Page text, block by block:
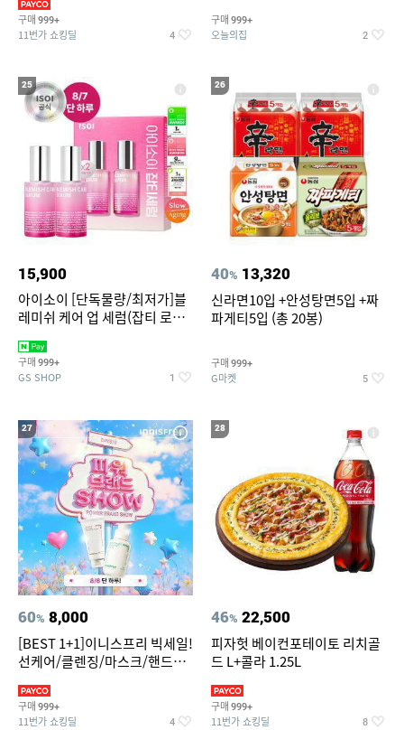
영복/티셔츠/
구매 999+
11번가 쇼킹딜 4
구매 999+
오늘의집 2
25
15,900
아이소이 [단독물량/최저가]블
레미쉬 케어 업 세럼(잡티 로즈
2027-04-24)
구매 999+
GS SHOP 1
26
40% 13,320
신라면10입 +안성탕면5입 +짜
파게티5입 (총 20봉)
구매 999+
G마켓 5
27
60% 8,000
[BEST 1+1]이니스프리 빅세일!
선케어/클렌징/마스크/핸드크
구매 999+
11번가 쇼킹딜 4
28
46% 22,500
피자헛 베이컨포테이토 리치골
드 L+콜라 1.25L
구매 999+
11번가 쇼킹딜 8